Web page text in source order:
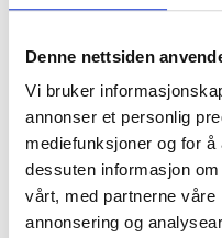
Denne nettsiden
Vi bruker
annonser et personlig
mediefunksjoner og for
dessuten informasjon
vårt, med partnerne våre
annonsering og
Se
EFL